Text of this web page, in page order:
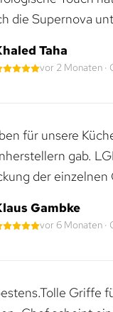
die Supernova
Taha
vor 2 Monaten ·
für unsere
gab.
der
Gambke
vor 6 Monaten ·
Griffe